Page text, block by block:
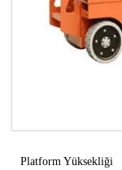
Platform Yüksekliği